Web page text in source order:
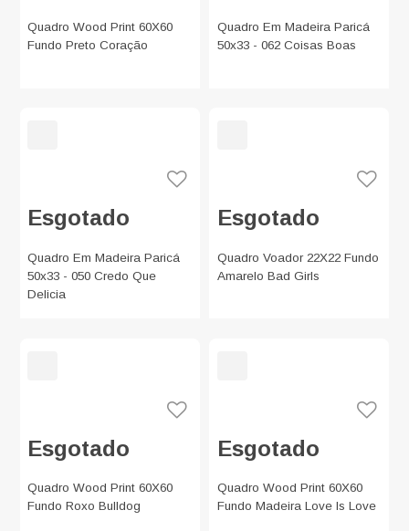
Quadro Wood Print 60X60
Fundo Preto Coração
Quadro Em Madeira Paricá
50x33 - 062 Coisas Boas
Esgotado
Quadro Em Madeira Paricá
50x33 - 050 Credo Que
Delicia
Esgotado
Quadro Voador 22X22 Fundo
Amarelo Bad Girls
Esgotado
Quadro Wood Print 60X60
Fundo Roxo Bulldog
Esgotado
Quadro Wood Print 60X60
Fundo Madeira Love Is Love